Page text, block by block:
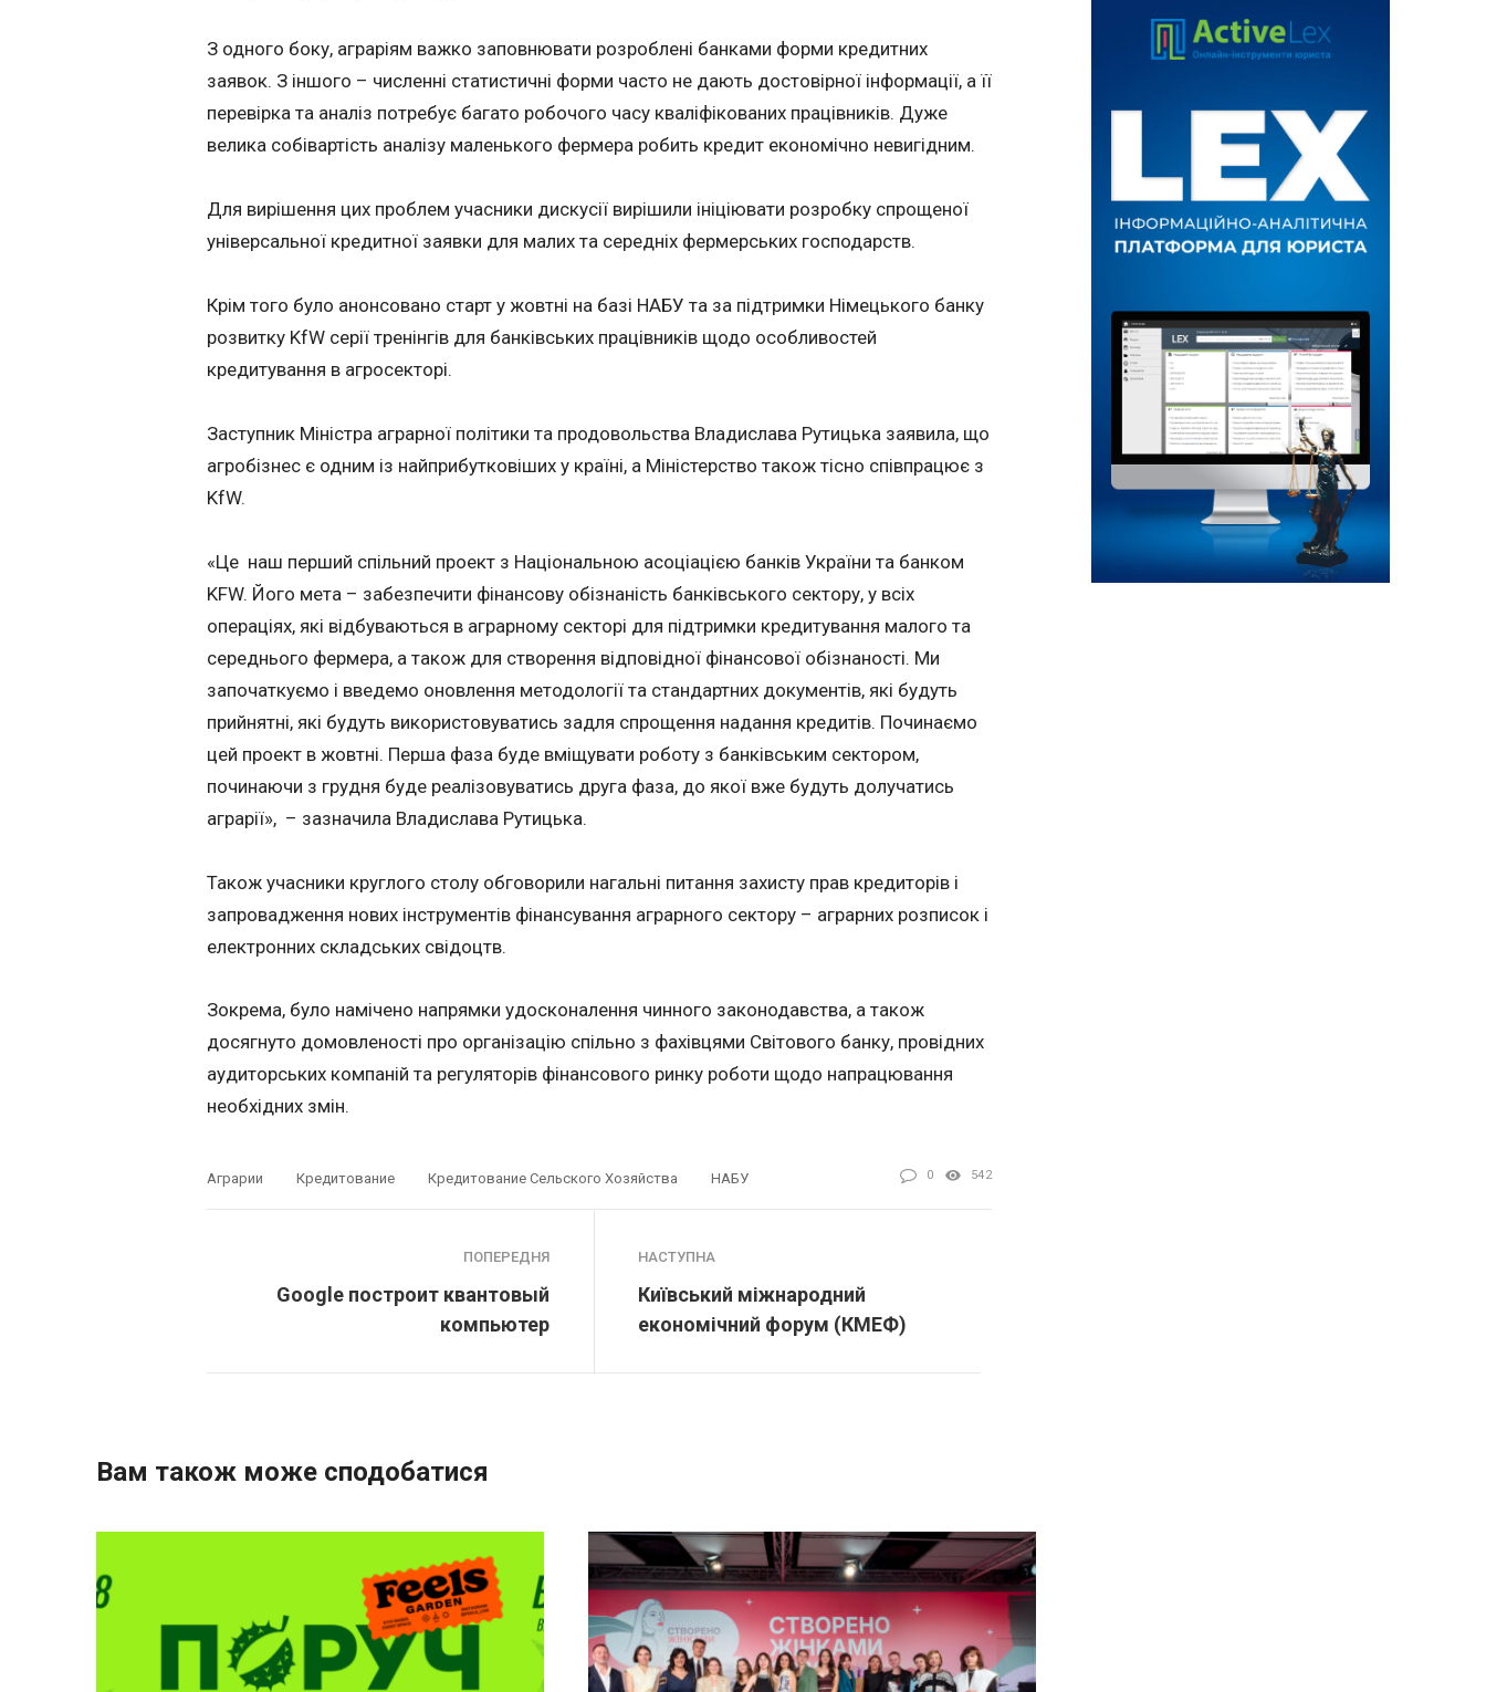
З одного боку, аграріям важко заповнювати розроблені банками форми кредитних
заявок. З іншого – численні статистичні форми часто не дають достовірної інформації, а її
перевірка та аналіз потребує багато робочого часу кваліфікованих працівників. Дуже
велика собівартість аналізу маленького фермера робить кредит економічно невигідним.
Для вирішення цих проблем учасники дискусії вирішили ініціювати розробку спрощеної
універсальної кредитної заявки для малих та середніх фермерських господарств.
Крім того було анонсовано старт у жовтні на базі НАБУ та за підтримки Німецького банку
розвитку KfW серії тренінгів для банківських працівників щодо особливостей
кредитування в агросекторі.
Заступник Міністра аграрної політики та продовольства Владислава Рутицька заявила, що
агробізнес є одним із найприбутковіших у країні, а Міністерство також тісно співпрацює з
KfW.
«Це наш перший спільний проект з Національною асоціацією банків України та банком
KFW. Його мета – забезпечити фінансову обізнаність банківського сектору, у всіх
операціях, які відбуваються в аграрному секторі для підтримки кредитування малого та
середнього фермера, а також для створення відповідної фінансової обізнаності. Ми
започаткуємо і введемо оновлення методології та стандартних документів, які будуть
прийнятні, які будуть використовуватись задля спрощення надання кредитів. Починаємо
цей проект в жовтні. Перша фаза буде вміщувати роботу з банківським сектором,
починаючи з грудня буде реалізовуватись друга фаза, до якої вже будуть долучатись
аграрії», – зазначила Владислава Рутицька.
Також учасники круглого столу обговорили нагальні питання захисту прав кредиторів і
запровадження нових інструментів фінансування аграрного сектору – аграрних розписок і
електронних складських свідоцтв.
Зокрема, було намічено напрямки удосконалення чинного законодавства, а також
досягнуто домовленості про організацію спільно з фахівцями Світового банку, провідних
аудиторських компаній та регуляторів фінансового ринку роботи щодо напрацювання
необхідних змін.
Аграрии Кредитование Кредитование Сельского Хозяйства НАБУ 0 542
ПОПЕРЕДНЯ
Google построит квантовый
компьютер
НАСТУПНА
Київський міжнародний
економічний форум (КМЕФ)
Вам також може сподобатися